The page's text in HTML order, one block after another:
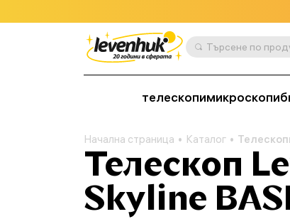
телескопимикроскопи
Начална страница Каталог
Телескоп
Skyline